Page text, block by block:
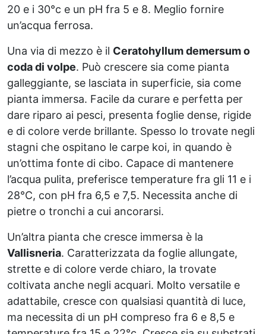
20 e i 30°c e un pH fra 5 e 8. Meglio fornire
un’acqua ferrosa.
Una via di mezzo è il Ceratohyllum demersum o
coda di volpe. Può crescere sia come pianta
galleggiante, se lasciata in superficie, sia come
pianta immersa. Facile da curare e perfetta per
dare riparo ai pesci, presenta foglie dense, rigide
e di colore verde brillante. Spesso lo trovate negli
stagni che ospitano le carpe koi, in quando è
un’ottima fonte di cibo. Capace di mantenere
l’acqua pulita, preferisce temperature fra gli 11 e i
28°C, con pH fra 6,5 e 7,5. Necessita anche di
pietre o tronchi a cui ancorarsi.
Un’altra pianta che cresce immersa è la
Vallisneria. Caratterizzata da foglie allungate,
strette e di colore verde chiaro, la trovate
coltivata anche negli acquari. Molto versatile e
adattabile, cresce con qualsiasi quantità di luce,
ma necessita di un pH compreso fra 6 e 8,5 e